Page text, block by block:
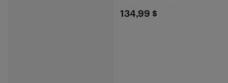
$134.99
134,99 $